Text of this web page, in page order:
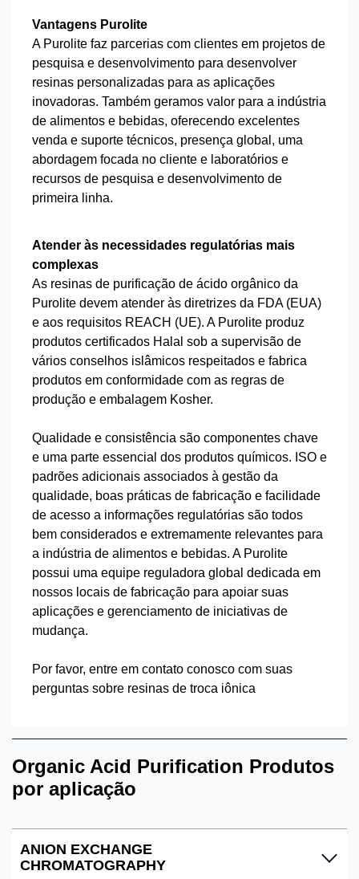
Vantagens Purolite
A Purolite faz parcerias com clientes em projetos de
pesquisa e desenvolvimento para desenvolver
resinas personalizadas para as aplicações
inovadoras. Também geramos valor para a indústria
de alimentos e bebidas, oferecendo excelentes
venda e suporte técnicos, presença global, uma
abordagem focada no cliente e laboratórios e
recursos de pesquisa e desenvolvimento de
primeira linha.
Atender às necessidades regulatórias mais
complexas
As resinas de purificação de ácido orgânico da
Purolite devem atender às diretrizes da FDA (EUA)
e aos requisitos REACH (UE). A Purolite produz
produtos certificados Halal sob a supervisão de
vários conselhos islâmicos respeitados e fabrica
produtos em conformidade com as regras de
produção e embalagem Kosher.
Qualidade e consistência são componentes chave
e uma parte essencial dos produtos químicos. ISO e
padrões adicionais associados à gestão da
qualidade, boas práticas de fabricação e facilidade
de acesso a informações regulatórias são todos
bem considerados e extremamente relevantes para
a indústria de alimentos e bebidas. A Purolite
possui uma equipe reguladora global dedicada em
nossos locais de fabricação para apoiar suas
aplicações e gerenciamento de iniciativas de
mudança.
Por favor, entre em contato conosco com suas
perguntas sobre resinas de troca iônica
Organic Acid Purification Produtos
por aplicação
ANION EXCHANGE
CHROMATOGRAPHY